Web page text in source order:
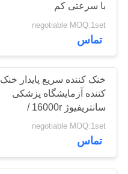
نقشه
سایت
PRIVACY
POLICY
با سرعتی کم
negotiable MOQ:1set
تماس
خنک کننده سریع پایدار خنک
کننده آزمایشگاه پزشکی
سانتریفیوژ 16000r /
حداقل حداکثر سرعت
negotiable MOQ:1set
تماس